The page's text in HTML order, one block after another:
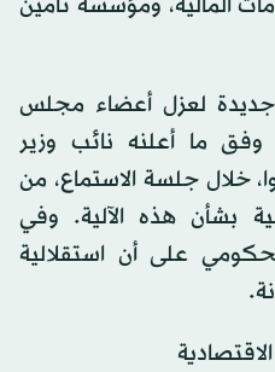
جديدة لعزل أعضاء مجلس
ما أعلنه نائب وزير
خلال جلسة الاستماع، من
بشأن هذه الآلية. وفي
على أن استقلالية